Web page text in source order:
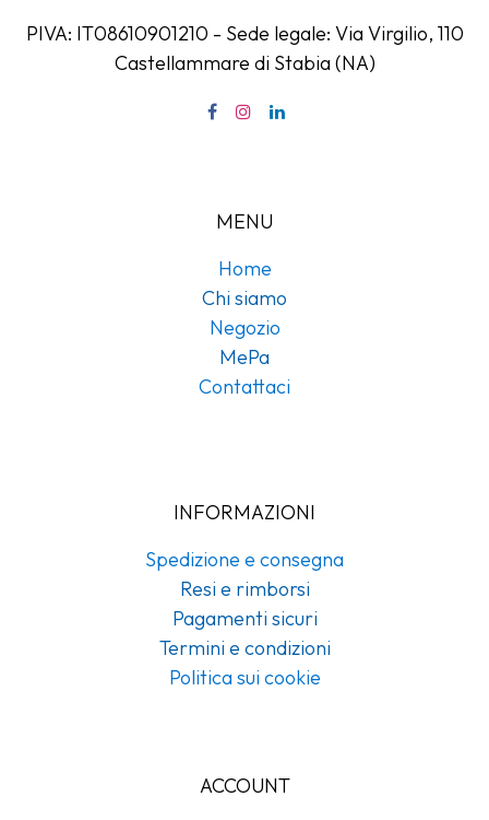
PIVA: IT08610901210 - Sede legale: Via Virgilio, 110
Castellammare di Stabia (NA)
MENU
Home
Chi siamo
Negozio
MePa
Contattaci
INFORMAZIONI
Spedizione e consegna
Resi e rimborsi
Pagamenti sicuri
Termini e condizioni
Politica sui cookie
ACCOUNT